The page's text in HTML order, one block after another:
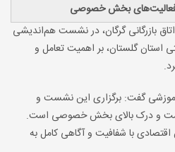
فعالیت‌های بخش خصوصی
بازرگانی گرگان، در نشست هم‌اندیشی
استان گلستان، بر اهمیت تعامل و
آموزشی گفت: برگزاری این نشست و
همت و درک بالای بخش خصوصی است.
با شفافیت و آگاهی کامل به